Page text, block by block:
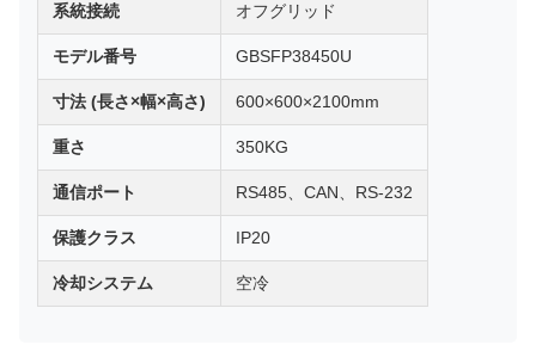
系統接続 オフグリッド
モデル番号 GBSFP38450U
寸法 (長さ×幅×高さ) 600×600×2100mm
重さ 350KG
通信ポート RS485、CAN、RS-232
保護クラス IP20
冷却システム 空冷